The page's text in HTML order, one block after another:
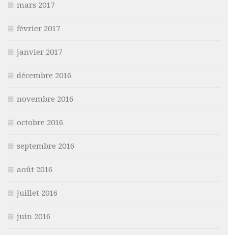
mars 2017
février 2017
janvier 2017
décembre 2016
novembre 2016
octobre 2016
septembre 2016
août 2016
juillet 2016
juin 2016